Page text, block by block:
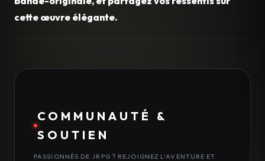
cette œuvre élégante.
COMMUNAUTÉ &
SOUTIEN
PASSIONNÉS DE JRPG ? REJOIGNEZ L'AVENTURE ET